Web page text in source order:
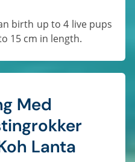
15 cm in length.
Med
Lanta